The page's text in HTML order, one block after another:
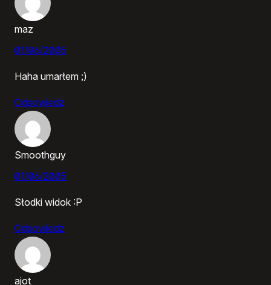
maz
01/06/2005
Haha umarłem ;)
Odpowiedz
Smoothguy
01/06/2005
Słodki widok :P
Odpowiedz
ajot